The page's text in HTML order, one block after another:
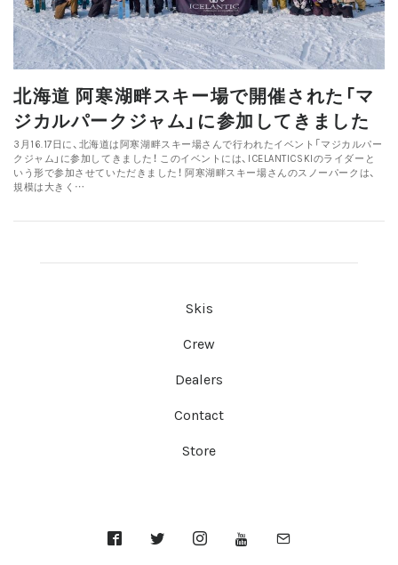
北海道 阿寒湖畔スキー場で開催された「マ
ジカルパークジャム」に参加してきました
3月16.17日に、北海道は阿寒湖畔スキー場さんで行われたイベント「マジカルパー
クジャム」に参加してきました！ このイベントには、ICELANTICSKIのライダーと
いう形で参加させていただきました！ 阿寒湖畔スキー場さんのスノーパークは、
規模は大きく…
Skis
Crew
Dealers
Contact
Store